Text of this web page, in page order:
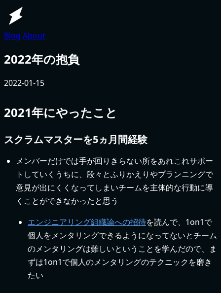
Blog About
2022年の抱負
2022-01-15
2021年にやったこと
スクラムマスターを5ヵ月間経験
メンバーだけでは手が回りきらない所をあれこれサポー
トしていくうちに、段々とふりかえりやプランニングで
意見が出にくくなってしまいチームを主体的な行動に導
くことができなかったと思う
エンジニアリング組織論への招待を読んで、1on1で
個人をメンタリングできるようになってないとチーム
のメンタリングは難しいということを学んだので、ま
ずは1on1で個人のメンタリングのテクニックを磨き
たい